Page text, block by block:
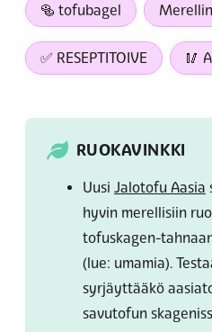
🥯 tofubagel
✅ RESEPTITOIVE 🥢
RUOKAVINKKI
Uusi Jalotofu Aasia
hyvin merellisiin
tofuskagen-
(lue: umamia).
syrjäyttääkö
savutofun